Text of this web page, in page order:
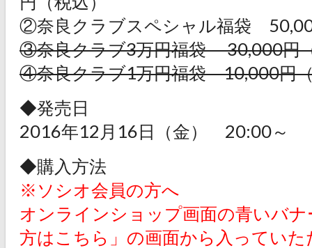
②奈良クラブスペシャル福袋
③奈良クラブ3万円福袋 30,000円
④奈良クラブ1万円福袋 10,000円
◆発売日
2016年12月16日（金） 20:00～
◆購入方法
※ソシオ会員の方へ
オンラインショップ画面の青いバ
方はこちら」の画面から入ってい